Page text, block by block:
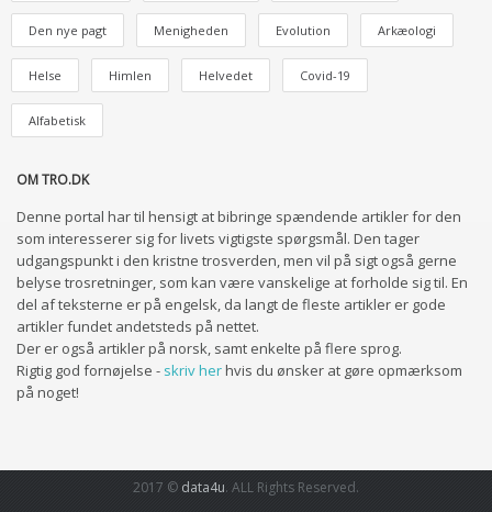
Den nye pagt Menigheden Evolution Arkæologi
Helse Himlen Helvedet Covid-19
Alfabetisk
OM TRO.DK
Denne portal har til hensigt at bibringe spændende artikler for den
som interesserer sig for livets vigtigste spørgsmål. Den tager
udgangspunkt i den kristne trosverden, men vil på sigt også gerne
belyse trosretninger, som kan være vanskelige at forholde sig til. En
del af teksterne er på engelsk, da langt de fleste artikler er gode
artikler fundet andetsteds på nettet.
Der er også artikler på norsk, samt enkelte på flere sprog.
Rigtig god fornøjelse - skriv herhvis du ønsker at gøre opmærksom
på noget!
2017 © data4u. ALL Rights Reserved.